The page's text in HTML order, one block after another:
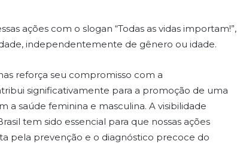
ações com o slogan “Todas as vidas importam!”,
independentemente de gênero ou idade.
reforça seu compromisso com a
significativamente para a promoção de uma
a saúde feminina e masculina. A visibilidade
tem sido essencial para que nossas ações
pela prevenção e o diagnóstico precoce do